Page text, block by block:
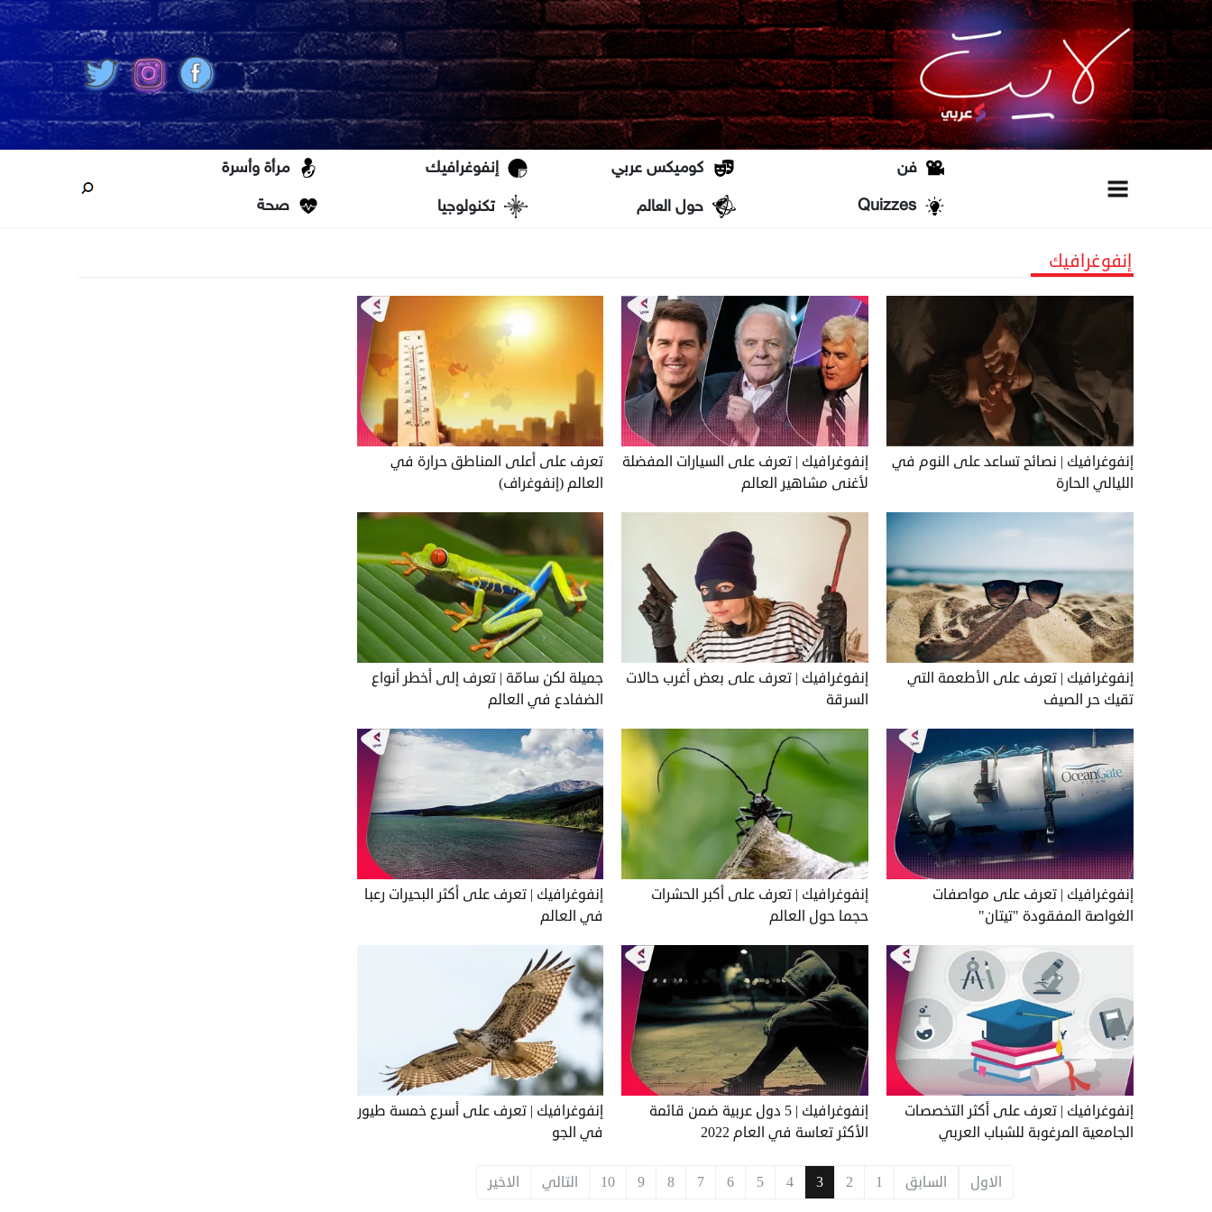
فن كوميكس عربي إنفوغرافيك
مرأة وأسرة
Quizzes
حول العالم تكنولوجيا صحة
إنفوغرافيك
إنفوغرافيك | نصائح تساعد على النوم في
الليالي الحارة
إنفوغرافيك | تعرف على السيارات المفضلة
لأغنى مشاهير العالم
تعرف على أعلى المناطق حرارة في
العالم (إنفوغراف)
إنفوغرافيك | تعرف على الأطعمة التي
تقيك حر الصيف
إنفوغرافيك | تعرف على بعض أغرب حالات
السرقة
جميلة لكن سامّة | تعرف إلى أخطر أنواع
الضفادع في العالم
إنفوغرافيك | تعرف على مواصفات
الغواصة المفقودة "تيتان"
إنفوغرافيك | تعرف على أكبر الحشرات
حجما حول العالم
إنفوغرافيك | تعرف على أكثر البحيرات رعبا
في العالم
إنفوغرافيك | تعرف على أكثر التخصصات
الجامعية المرغوبة للشباب العربي
إنفوغرافيك | 5 دول عربية ضمن قائمة
الأكثر تعاسة في العام 2022
إنفوغرافيك | تعرف على أسرع خمسة طيور
في الجو
الاول السابق 1
2
3
4
5
6
7
8
9
10 التالي الاخير